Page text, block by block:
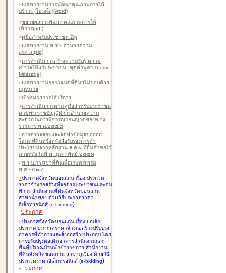
>แบบรายงานการพัฒนาคุณภาพการให้
บริการ (โปร่งใส)(word)
>ขยายผลการพัฒนาคุณภาพการให้
บริการ(pdf)
>คู่มือสำหรับประชาชน Zip
>แบบรายงาน พ.ร.บ.อำนวยความ
สะดวก(zip)
>การดำเนินการสร้างความรับรู้ ความ
เข้าใจให้แก่ประชาชน "ชุดคำพูด"(Theme
Massage)
>แบบรายงานออกโฉนดที่ดินฯไม่ชอบด้วย
กฎหมาย
>เป้าหมายการให้บริการ
>การดำเนินการตามคู่มือสำหรับประชาชน
ตามพระราชบัญญัติการอำนวยความ
สะดวกในการพิจารณาอนุญาตของท าง
ราชการ พ.ศ.๒๕๕๘
>การตรวจสอบและจัดทำข้อมูลขอออก
โฉนดที่ดินหรือหนังสือรับรองการทำ
ประโยชน์จากหลักฐาน ส.ค.๑ ที่ยื่นคำขอไว้
ภายหลังวันที่ ๘ กุมภาพันธ์ ๒๕๕๓
>พ.ร.บ.การเช่าที่ดินเพื่อเกษตรกรรม
พ.ศ.๒๕๒๔
>ประกาศจังหวัดขอนแก่น เรื่อง ประกวด
ราคาจ้างก่อสร้างที่จอดรถประชาชนและคน
พิการ สำนักงานที่ดินจังหวัดขอนแก่น
สาขาน้ำพอง ด้วยวิธีประกวดราคา
อิเล็กทรอนิกส์ (e-bidding)
-ประกาศ
>ประกาศจังหวัดขอนแก่น เรื่อง ยกเลิก
ประกาศ ประกวดราคาจ้างก่อสร้างปรับปรุง
อาคารที่ทำการและสิ่งก่อสร้างประกอบ โดย
การปรับปรุงต่อเติมอาคารสำนักงานและ
พื้นที่บริเวณบ้านพักข้าราชการ สำนักงาน
ที่ดินจังหวัดขอนแก่น สาขาภูเวียง ด้วยวิธี
ประกวดราคาอิเล็กทรอนิกส์ (e-bidding)
-ประกาศ